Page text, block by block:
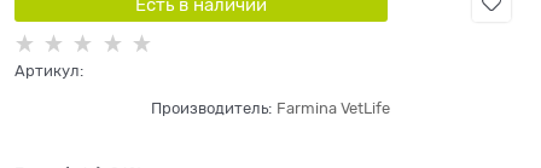
Есть в наличии
Артикул:
Производитель: Farmina VetLife